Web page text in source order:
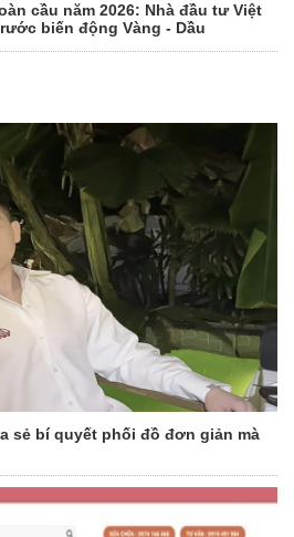
cầu năm 2026: Nhà đầu tư Việt
biến động Vàng - Dầu
sẻ bí quyết phối đồ đơn giản mà